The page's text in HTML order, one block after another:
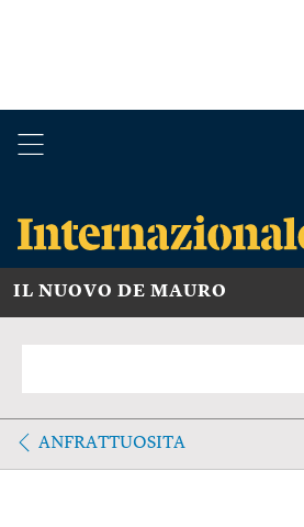
IL NUOVO DE MAURO
ANFRATTUOSITA